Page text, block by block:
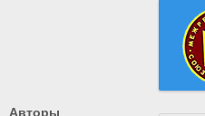
Авторы